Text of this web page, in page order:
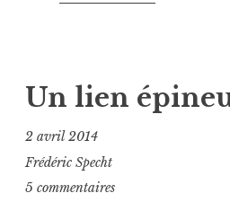
d’Orient
b
l
i
d
a
g
u
é
u
s
Un lien
2 avril 2014
Frédéric Specht
5 commentaires